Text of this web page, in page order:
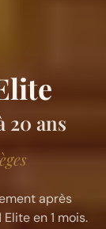
20 ans
après
en 1 mois.